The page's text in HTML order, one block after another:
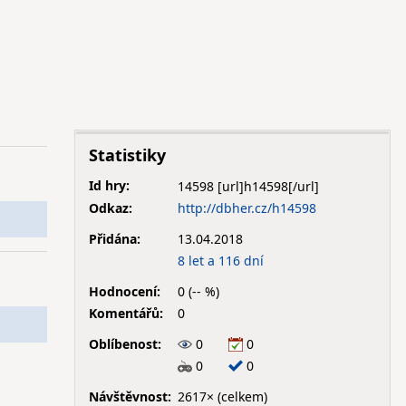
Statistiky
Id hry:
14598
Odkaz:
http://dbher.cz/h14598
Přidána:
13.04.2018
8 let a 116 dní
Hodnocení:
0 (-- %)
Komentářů:
0
Oblíbenost:
0
0
0
0
Návštěvnost: 2617× (celkem)